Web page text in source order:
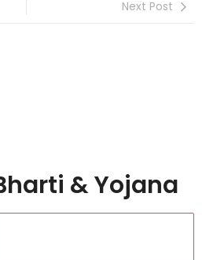
Next Post
& Yojana